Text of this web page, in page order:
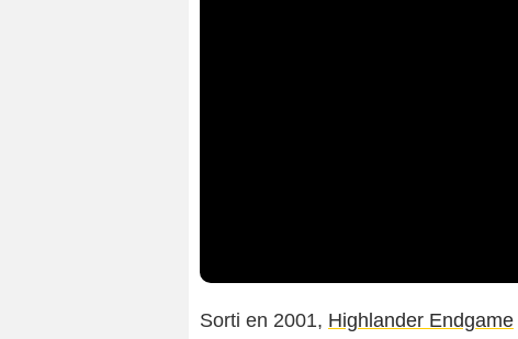
Sorti en 2001, Highlander Endgame